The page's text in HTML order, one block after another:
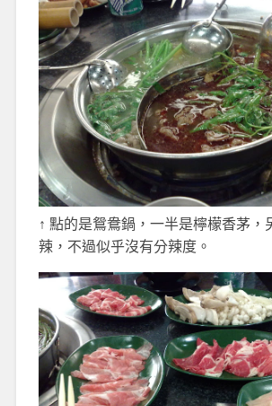
↑ 點的是鴛鴦鍋，一半是檸檬香茅，
辣，不過似乎沒有分辣度。